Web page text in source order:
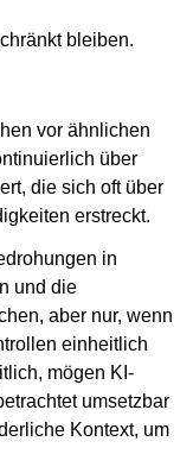
bleiben.
vor ähnlichen
über
die sich oft über
erstreckt.
in
und die
aber nur, wenn
einheitlich
mögen KI-
umsetzbar
Kontext, um